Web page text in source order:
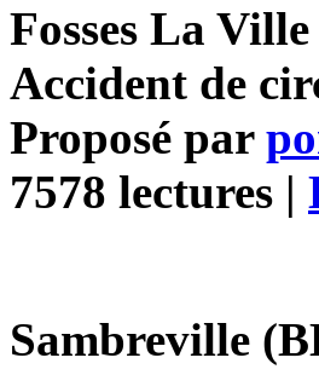
Fosses La
Accident de
Proposé par
7578 lectures |
Sambreville